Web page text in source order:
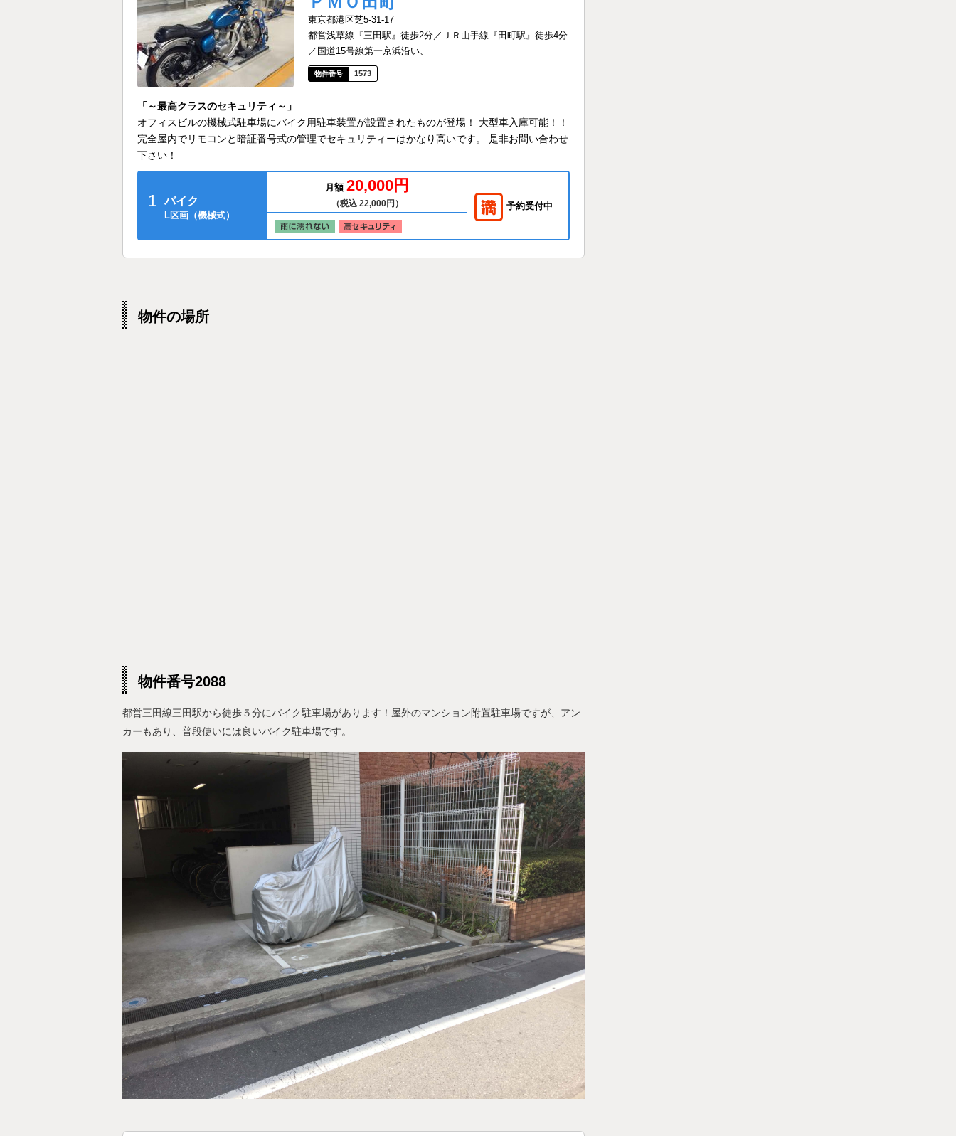
東京都港区芝5-31-17
都営浅草線『三田駅』徒歩2分／ＪＲ山手線『田町駅』徒歩4分
／国道15号線第一京浜沿い、
1573
「～最高クラスのセキュリティ～」
オフィスビルの機械式駐車場にバイク用駐車装置が設置されたものが登場！ 大型車入庫可能！！
完全屋内でリモコンと暗証番号式の管理でセキュリティーはかなり高いです。 是非お問い合わせ
下さい！
1 バイク
L区画（機械式）
月額 20,000円
（税込 22,000円） 予約受付中
物件の場所
物件番号2088
都営三田線三田駅から徒歩５分にバイク駐車場があります！屋外のマンション附置駐車場ですが、アン
カーもあり、普段使いには良いバイク駐車場です。